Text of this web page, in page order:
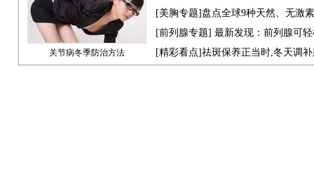
关节病冬季防治方法
[美胸专题]盘点全球9种天然、无激
[前列腺专题] 最新发现：前列腺可
[精彩看点]祛斑保养正当时,冬天调